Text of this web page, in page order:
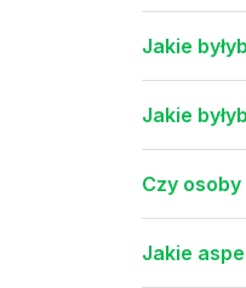
Jakie
Jakie
Czy
Jakie